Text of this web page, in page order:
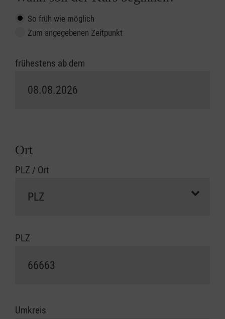
So früh wie möglich
Zum angegebenen Zeitpunkt
frühestens ab dem
Ort
PLZ / Ort
PLZ
Umkreis